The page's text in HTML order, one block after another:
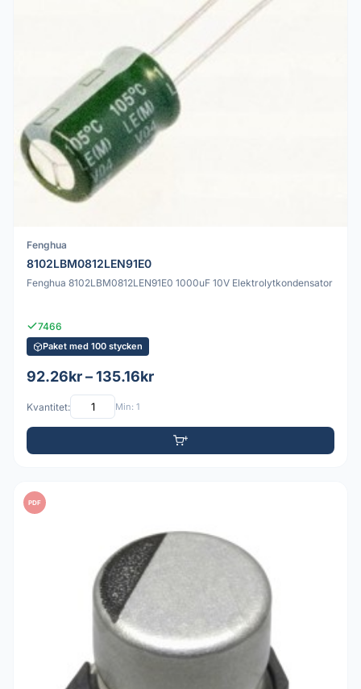
Fenghua
8102LBM0812LEN91E0
Fenghua 8102LBM0812LEN91E0 1000uF 10V Elektrolytkondensator
7466
Paket med 100 stycken
92.26kr – 135.16kr
Kvantitet: Min: 1
PDF